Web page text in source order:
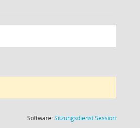
Software:SitzungsdienstSession(Wird in